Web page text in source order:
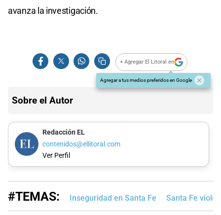
avanza la investigación.
+ Agregar El Litoral en
Agregar a tus medios preferidos en Google
Sobre el Autor
Redacción EL
contenidos@ellitoral.com
Ver Perfil
#TEMAS: Inseguridad en Santa Fe Santa Fe